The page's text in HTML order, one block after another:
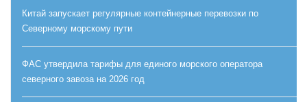
Китай запускает регулярные контейнерные перевозки по
Северному морскому пути
ФАС утвердила тарифы для единого морского оператора
северного завоза на 2026 год